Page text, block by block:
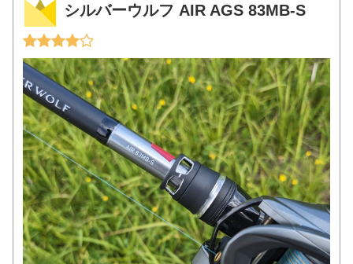
シルバーウルフ AIR AGS 83MB-S